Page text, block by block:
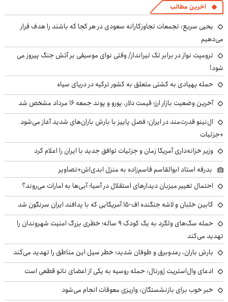
آخرین مطالب
یحیی سریع: تجمعات تجاوزکارانه سعودی در هر کجا که باشند را هدف قرار
می‌دهیم
ترومپت نواز در برابر تک تیرانداز/ وقتی نوای موسیقی بر آتش جنگ پیروز می
شود!
حمله پهپادی به کشتی متعلق به کشور ترکیه در دریای سیاه
آخرین وضعیت بازار ارز؛ قیمت دلار، یورو و پوند جمعه ۱۶ مرداد مشخص شد
ال‌نینو قدرت‌مند در ایران؛ فصل پاییز با بارش باران‌های شدید آغاز می‌شود
+جزئیات
وزیر خزانه‌داری آمریکا زمان و جزئیات توافق جدید با ایران را اعلام کرد
بدرقه استاد ابوالقاسم قاسم‌زاده به منزل ابدی‌اش+تصاویر
احتمال تغییر میزبان دیدارهای استقلال در آسیا؛ آبی‌ها به امارات می‌روند؟
کابین خلبان و لاشه جنگنده اف-۱۵ آمریکایی که با پدافند ایران سرنگون شد
حمله سگ‌های ولگرد به یک کودک ۹ ساله؛ خطری بزرگ امنیت شهروندان را
تهدید می‌کند
بارش باران، رعدوبرق و طوفان شدید؛ خطر سیل این مناطق را تهدید می‌کند
ادعای وال‌استریت ژورنال: حمله روسیه به یکی از اعضای ناتو قطعی است
خبر خوب برای بازنشستگان: واریزی معوقات انجام می‌شود